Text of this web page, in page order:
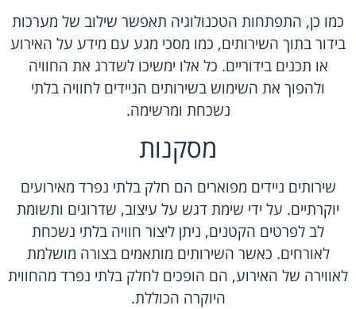
כמו כן, התפתחות הטכנולוגיה תאפשר שילוב של מערכות
בידור בתוך השירותים, כמו מסכי מגע עם מידע על האירוע
או תכנים בידוריים. כל אלו ימשיכו לשדרג את החוויה
ולהפוך את השימוש בשירותים הניידים לחוויה בלתי
נשכחת ומרשימה.
מסקנות
שירותים ניידים מפוארים הם חלק בלתי נפרד מאירועים
יוקרתיים. על ידי שימת דגש על עיצוב, שדרוגים ותשומת
לב לפרטים הקטנים, ניתן ליצור חוויה בלתי נשכחת
לאורחים. כאשר השירותים מותאמים בצורה מושלמת
לאווירה של האירוע, הם הופכים לחלק בלתי נפרד מהחווית
היוקרה הכוללת.